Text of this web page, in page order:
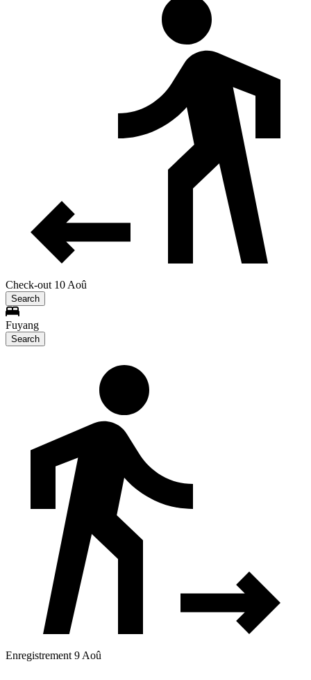
Check-out 10 Aoû
Search
Fuyang
Search
Enregistrement 9 Aoû